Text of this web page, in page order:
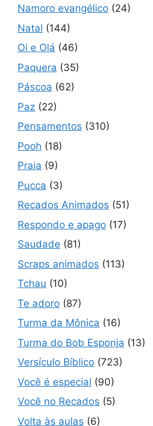
Namoro evangélico (24)
Natal (144)
Oi e Olá (46)
Paquera (35)
Páscoa (62)
Paz (22)
Pensamentos (310)
Pooh (18)
Praia (9)
Pucca (3)
Recados Animados (51)
Respondo e apago (17)
Saudade (81)
Scraps animados (113)
Tchau (10)
Te adoro (87)
Turma da Mônica (16)
Turma do Bob Esponja (13)
Versículo Bíblico (723)
Você é especial (90)
Você no Recados (5)
Volta às aulas (6)